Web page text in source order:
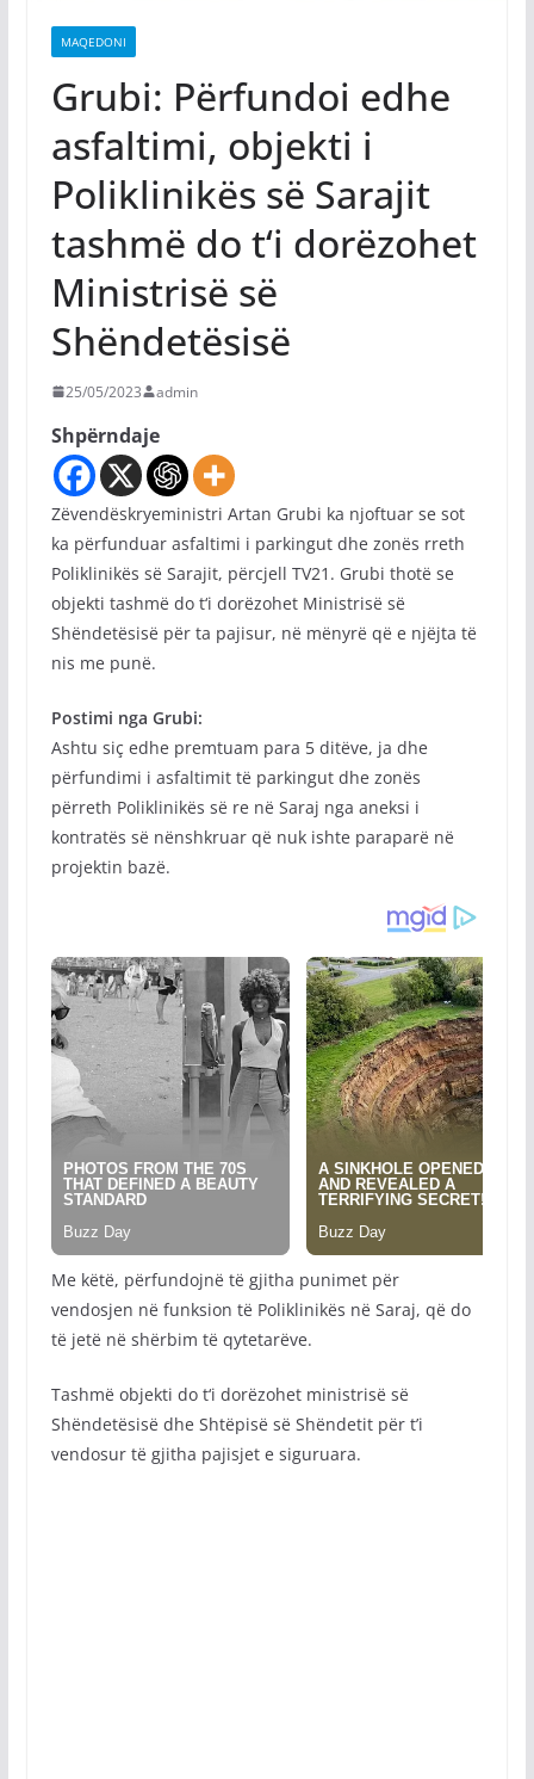
MAQEDONI
Grubi: Përfundoi edhe
asfaltimi, objekti i
Poliklinikës së Sarajit
tashmë do t‘i dorëzohet
Ministrisë së
Shëndetësisë
25/05/2023 admin
Shpërndaje
Zëvendëskryeministri Artan Grubi ka njoftuar se sot
ka përfunduar asfaltimi i parkingut dhe zonës rreth
Poliklinikës së Sarajit, përcjell TV21. Grubi thotë se
objekti tashmë do t‘i dorëzohet Ministrisë së
Shëndetësisë për ta pajisur, në mënyrë që e njëjta të
nis me punë.
Postimi nga Grubi:
Ashtu siç edhe premtuam para 5 ditëve, ja dhe
përfundimi i asfaltimit të parkingut dhe zonës
përreth Poliklinikës së re në Saraj nga aneksi i
kontratës së nënshkruar që nuk ishte paraparë në
projektin bazë.
Me këtë, përfundojnë të gjitha punimet për
vendosjen në funksion të Poliklinikës në Saraj, që do
të jetë në shërbim të qytetarëve.
Tashmë objekti do t‘i dorëzohet ministrisë së
Shëndetësisë dhe Shtëpisë së Shëndetit për t’i
vendosur të gjitha pajisjet e siguruara.